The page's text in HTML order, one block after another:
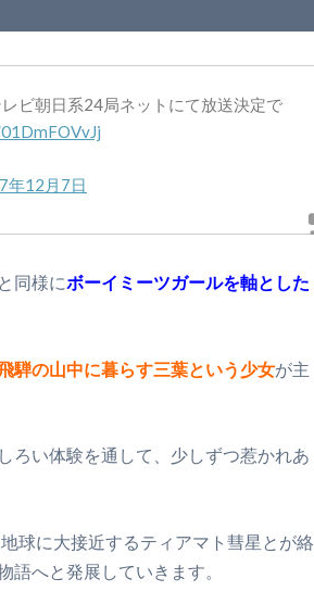
ビ朝日系24局ネットにて放送決定で
年12月7日
同様にボーイミーツガールを軸とした
騨の山中に暮らす三葉という少女が主
ろい体験を通して、少しずつ惹かれあ
球に大接近するティアマト彗星とが絡
へと発展していきます。